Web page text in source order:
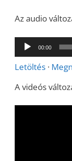
Az audio
Audió
lejátszó
00:00
Letöltés ·
A videós